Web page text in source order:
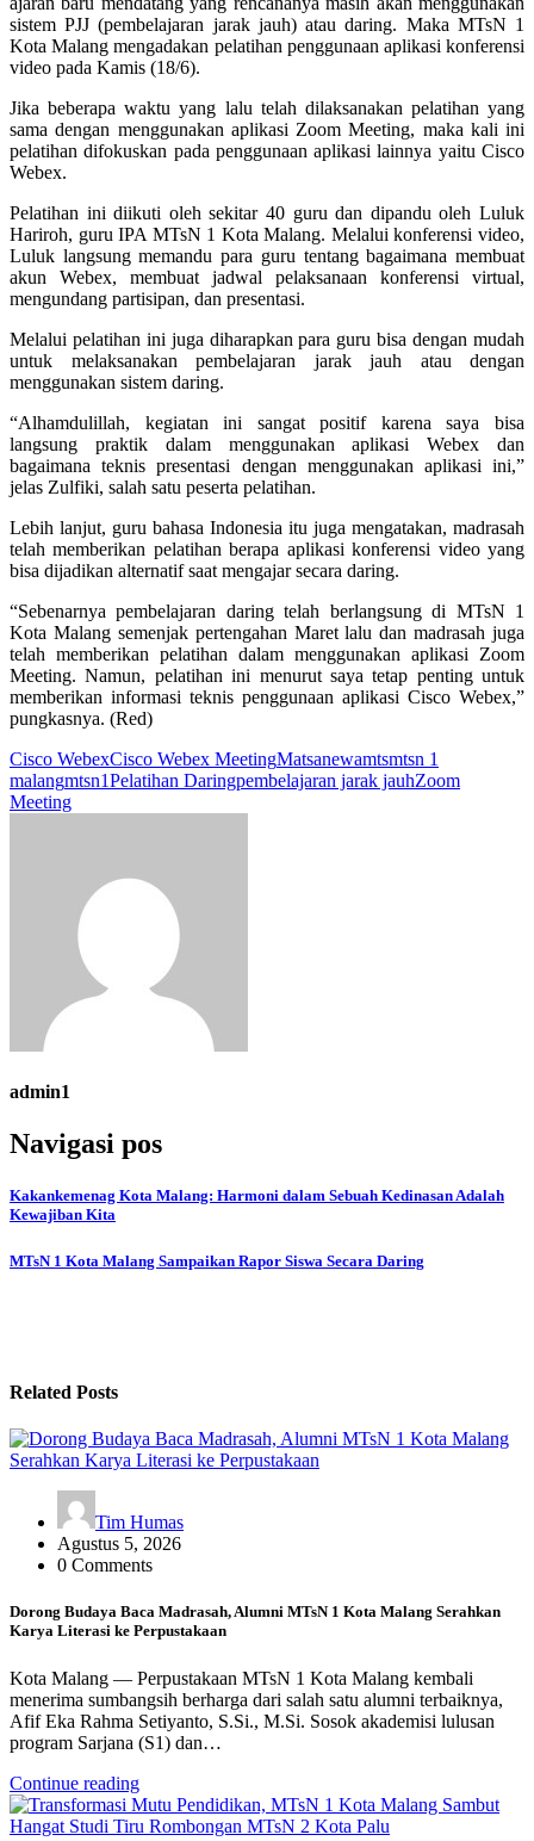
sistem PJJ (pembelajaran jarak jauh) atau daring. Maka MTsN 1
Kota Malang mengadakan pelatihan penggunaan aplikasi konferensi
video pada Kamis (18/6).
Jika beberapa waktu yang lalu telah dilaksanakan pelatihan yang
sama dengan menggunakan aplikasi Zoom Meeting, maka kali ini
pelatihan difokuskan pada penggunaan aplikasi lainnya yaitu Cisco
Webex.
Pelatihan ini diikuti oleh sekitar 40 guru dan dipandu oleh Luluk
Hariroh, guru IPA MTsN 1 Kota Malang. Melalui konferensi video,
Luluk langsung memandu para guru tentang bagaimana membuat
akun Webex, membuat jadwal pelaksanaan konferensi virtual,
mengundang partisipan, dan presentasi.
Melalui pelatihan ini juga diharapkan para guru bisa dengan mudah
untuk melaksanakan pembelajaran jarak jauh atau dengan
menggunakan sistem daring.
“Alhamdulillah, kegiatan ini sangat positif karena saya bisa
langsung praktik dalam menggunakan aplikasi Webex dan
bagaimana teknis presentasi dengan menggunakan aplikasi ini,”
jelas Zulfiki, salah satu peserta pelatihan.
Lebih lanjut, guru bahasa Indonesia itu juga mengatakan, madrasah
telah memberikan pelatihan berapa aplikasi konferensi video yang
bisa dijadikan alternatif saat mengajar secara daring.
“Sebenarnya pembelajaran daring telah berlangsung di MTsN 1
Kota Malang semenjak pertengahan Maret lalu dan madrasah juga
telah memberikan pelatihan dalam menggunakan aplikasi Zoom
Meeting. Namun, pelatihan ini menurut saya tetap penting untuk
memberikan informasi teknis penggunaan aplikasi Cisco Webex,”
pungkasnya. (Red)
Cisco WebexCisco Webex MeetingMatsanewamtsmtsn 1
malangmtsn1Pelatihan Daringpembelajaran jarak jauhZoom
Meeting
admin1
Navigasi pos
Kakankemenag Kota Malang: Harmoni dalam Sebuah Kedinasan Adalah
Kewajiban Kita
MTsN 1 Kota Malang Sampaikan Rapor Siswa Secara Daring
Related Posts
Tim Humas
Agustus 5, 2026
0 Comments
Dorong Budaya Baca Madrasah, Alumni MTsN 1 Kota Malang Serahkan
Karya Literasi ke Perpustakaan
Kota Malang — Perpustakaan MTsN 1 Kota Malang kembali
menerima sumbangsih berharga dari salah satu alumni terbaiknya,
Afif Eka Rahma Setiyanto, S.Si., M.Si. Sosok akademisi lulusan
program Sarjana (S1) dan…
Continue reading